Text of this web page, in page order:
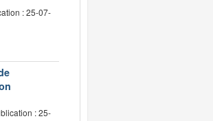
: 25-07-
: 25-